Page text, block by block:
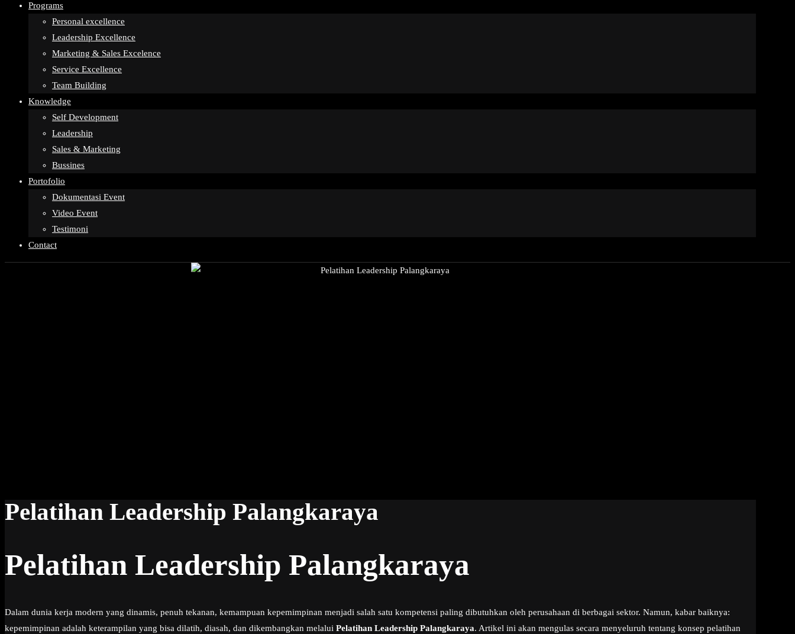
Programs
Personal excellence
Leadership Excellence
Marketing & Sales Excelence
Service Excellence
Team Building
Knowledge
Self Development
Leadership
Sales & Marketing
Bussines
Portofolio
Dokumentasi Event
Video Event
Testimoni
Contact
Pelatihan Leadership Palangkaraya
Pelatihan Leadership Palangkaraya
Dalam dunia kerja modern yang dinamis, penuh tekanan, kemampuan kepemimpinan menjadi salah satu kompetensi paling dibutuhkan oleh perusahaan di berbagai sektor. Namun, kabar baiknya:
kepemimpinan adalah keterampilan yang bisa dilatih, diasah, dan dikembangkan melalui Pelatihan Leadership Palangkaraya. Artikel ini akan mengulas secara menyeluruh tentang konsep pelatihan